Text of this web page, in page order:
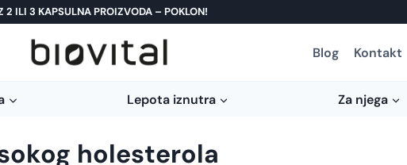
2 ILI 3 KAPSULNA PROIZVODA – POKLON!
Blog Kontakt
Lepota iznutra Za njega
holesterola